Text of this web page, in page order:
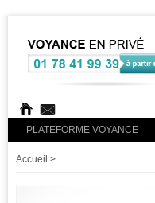
PLATEFORME VOYANCE
Accueil >